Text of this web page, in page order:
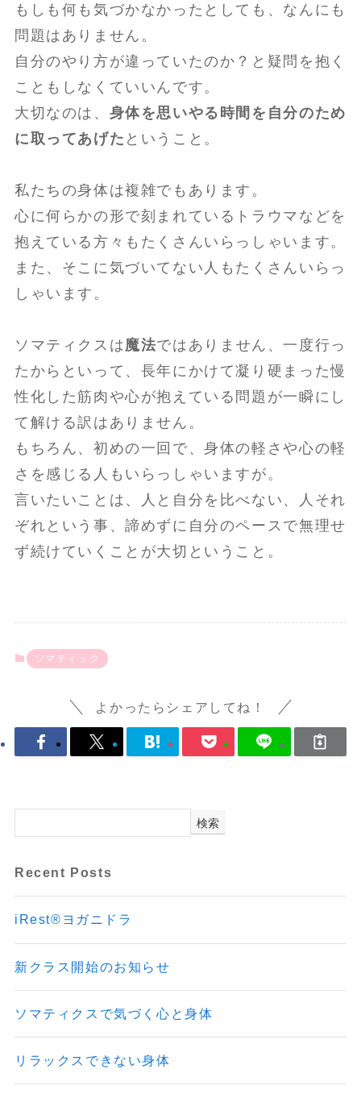
もしも何も気づかなかったとしても、なんにも
問題はありません。
自分のやり方が違っていたのか？と疑問を抱く
こともしなくていいんです。
大切なのは、 身体を思いやる時間を自分のため
に取ってあげた ということ。
私たちの身体は複雑でもあります。
心に何らかの形で刻まれているトラウマなどを
抱えている方々もたくさんいらっしゃいます。
また、そこに気づいてない人もたくさんいらっ
しゃいます。
ソマティクスは 魔法ではありません、一度行っ
たからといって、長年にかけて凝り硬まった慢
性化した筋肉や心が抱えている問題が一瞬にし
て解ける訳はありません。
もちろん、初めの一回で、身体の軽さや心の軽
さを感じる人もいらっしゃいますが。
言いたいことは、人と自分を比べない、人それ
ぞれという事、諦めずに自分のペースで無理せ
ず続けていくことが大切ということ。
ソマティック
よかったらシェアしてね！
検索
Recent Posts
iRest®ヨガニドラ
新クラス開始のお知らせ
ソマティクスで気づく心と身体
リラックスできない身体